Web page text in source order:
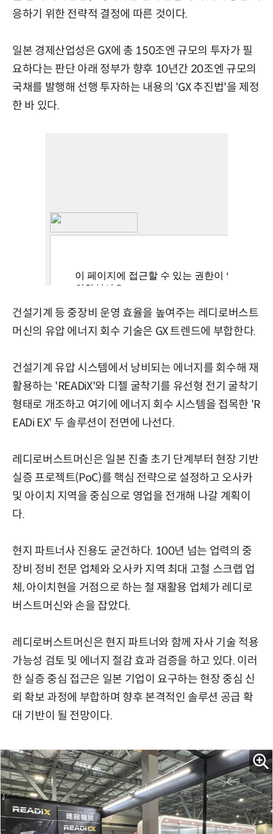
응하기 위한 전략적 결정에 따른 것이다.
일본 경제산업성은 GX에 총 150조엔 규모의 투자가 필
요하다는 판단 아래 정부가 향후 10년간 20조엔 규모의
국채를 발행해 선행 투자하는 내용의 'GX 추진법'을 제정
한 바 있다.
건설기계 등 중장비 운영 효율을 높여주는 레디로버스트
머신의 유압 에너지 회수 기술은 GX 트렌드에 부합한다.
건설기계 유압 시스템에서 낭비되는 에너지를 회수해 재
활용하는 'READiX'와 디젤 굴착기를 유선형 전기 굴착기
형태로 개조하고 여기에 에너지 회수 시스템을 접목한 'R
EADi EX' 두 솔루션이 전면에 나선다.
레디로버스트머신은 일본 진출 초기 단계부터 현장 기반
실증 프로젝트(PoC)를 핵심 전략으로 설정하고 오사카
및 아이치 지역을 중심으로 영업을 전개해 나갈 계획이
다.
현지 파트너사 진용도 굳건하다. 100년 넘는 업력의 중
장비 정비 전문 업체와 오사카 지역 최대 고철 스크랩 업
체, 아이치현을 거점으로 하는 철 재활용 업체가 레디로
버스트머신와 손을 잡았다.
레디로버스트머신은 현지 파트너와 함께 자사 기술 적용
가능성 검토 및 에너지 절감 효과 검증을 하고 있다. 이러
한 실증 중심 접근은 일본 기업이 요구하는 현장 중심 신
뢰 확보 과정에 부합하며 향후 본격적인 솔루션 공급 확
대 기반이 될 전망이다.